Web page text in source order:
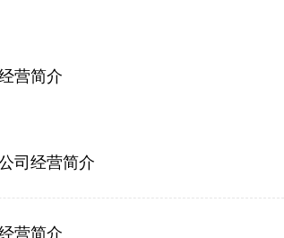
营简介
司经营简介
营简介